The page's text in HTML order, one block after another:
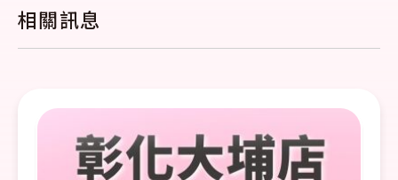
相關訊息